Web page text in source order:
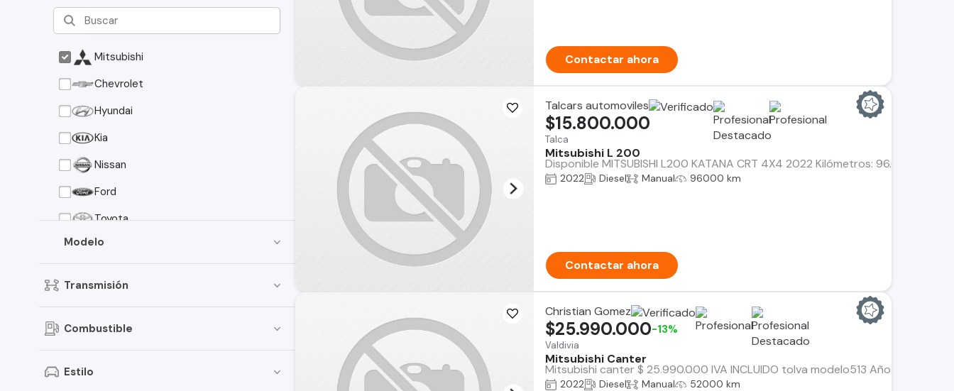
Mitsubishi
Chevrolet
Hyundai
Kia
Nissan
Ford
Toyota
Suzuki
Volkswagen
SsangYong
Modelo
Transmisión
Combustible
Estilo
Contactar ahora
Talcars automoviles
Talca
Mitsubishi L 200
Disponible MITSUBISHI L200 KATANA CRT 4X4 2022 Kilómetros: 96.000
$15.800.000
2022 Diesel Manual 96000 km
Contactar ahora
Christian Gomez
Valdivia
Mitsubishi Canter
Mitsubishi canter $ 25.990.000 IVA INCLUIDO tolva modelo513 Año 2022 52
$25.990.000-13%
2022 Diesel Manual 52000 km